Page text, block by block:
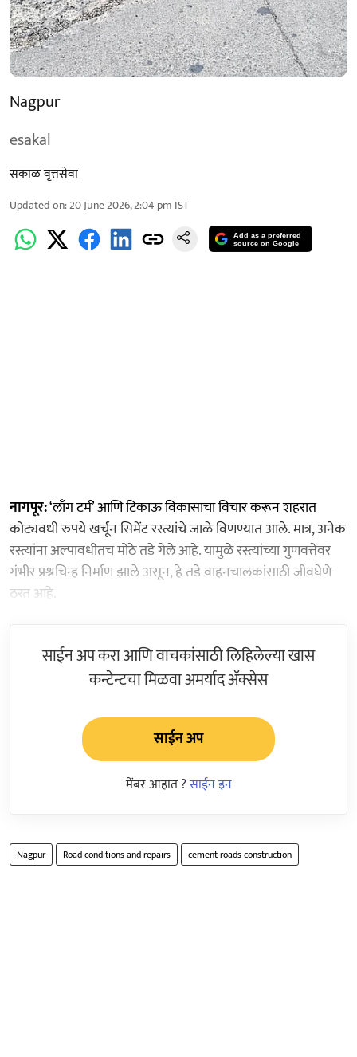
Nagpur
esakal
सकाळ वृत्तसेवा
Updated on:20 June 2026, 2:04 pm IST
Add as a preferred
source on Google
नागपूर:‘लाँग टर्म’ आणि टिकाऊ विकासाचा विचार करून शहरात
कोट्यवधी रुपये खर्चून सिमेंट रस्त्यांचे जाळे विणण्यात आले. मात्र, अनेक
रस्त्यांना अल्पावधीतच मोठे तडे गेले आहे. यामुळे रस्त्यांच्या गुणवत्तेवर
गंभीर प्रश्नचिन्ह निर्माण झाले असून, हे तडे वाहनचालकांसाठी जीवघेणे
ठरत आहे.
साईन अप करा आणि वाचकांसाठी लिहिलेल्या खास
कन्टेन्टचा मिळवा अमर्याद ॲक्सेस
साईन अप
मेंबर आहात ?साईन इन
Nagpur Road conditions and repairs cement roads construction